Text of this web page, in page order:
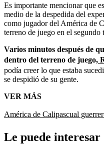
Es importante mencionar que
medio de la despedida del
como jugador del América de
terreno de juego en el segundo
Varios minutos después de
dentro del terreno de juego,
podía creer lo que estaba
se despidió de su gente.
VER MÁS
América de Calipascual
Le puede interesar